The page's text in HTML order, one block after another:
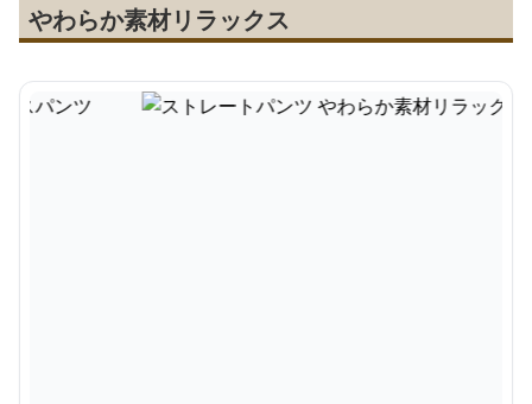
やわらか素材リラックス